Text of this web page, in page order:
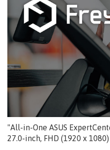
"All-in-One ASUS
27.0-inch, FHD (1920 x 1080)